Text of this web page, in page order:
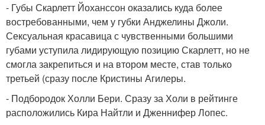
- Губы Скарлетт Йоханссон оказались куда более
востребованными, чем у губки Анджелины Джоли.
Сексуальная красавица с чувственными большими
губами уступила лидирующую позицию Скарлетт, но не
смогла закрепиться и на втором месте, став только
третьей (сразу после Кристины Агилеры.
- Подбородок Холли Бери. Сразу за Холи в рейтинге
расположились Кира Найтли и Дженнифер Лопес.